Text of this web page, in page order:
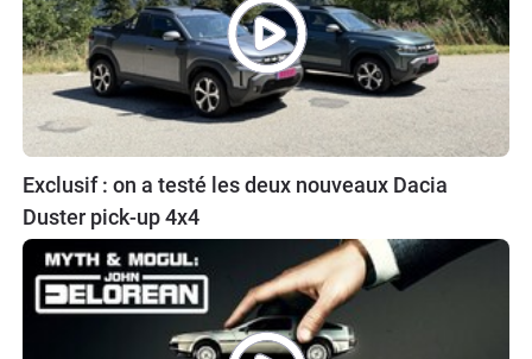
Exclusif : on a testé les deux nouveaux Dacia
Duster pick-up 4x4